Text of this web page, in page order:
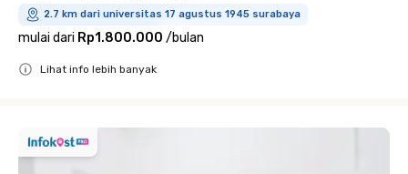
2.7 km dari universitas 17 agustus 1945 surabaya
mulai dari Rp1.800.000 /bulan
Lihat info lebih banyak